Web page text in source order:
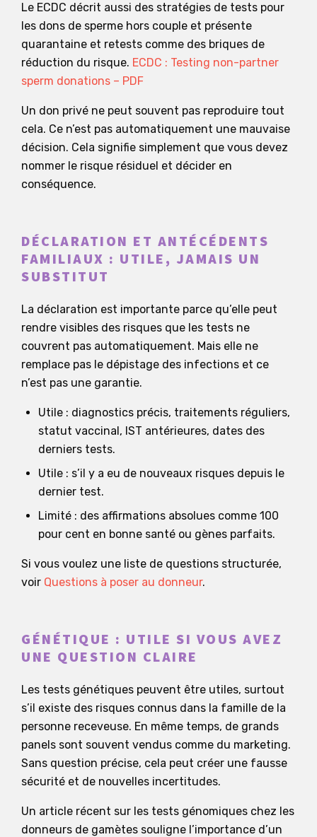
Le ECDC décrit aussi des stratégies de tests pour
les dons de sperme hors couple et présente
quarantaine et retests comme des briques de
réduction du risque. ECDC : Testing non-partner
sperm donations – PDF
Un don privé ne peut souvent pas reproduire tout
cela. Ce n’est pas automatiquement une mauvaise
décision. Cela signifie simplement que vous devez
nommer le risque résiduel et décider en
conséquence.
DÉCLARATION ET ANTÉCÉDENTS
FAMILIAUX : UTILE, JAMAIS UN
SUBSTITUT
La déclaration est importante parce qu’elle peut
rendre visibles des risques que les tests ne
couvrent pas automatiquement. Mais elle ne
remplace pas le dépistage des infections et ce
n’est pas une garantie.
Utile : diagnostics précis, traitements réguliers,
statut vaccinal, IST antérieures, dates des
derniers tests.
Utile : s’il y a eu de nouveaux risques depuis le
dernier test.
Limité : des affirmations absolues comme 100
pour cent en bonne santé ou gènes parfaits.
Si vous voulez une liste de questions structurée,
voir Questions à poser au donneur.
GÉNÉTIQUE : UTILE SI VOUS AVEZ
UNE QUESTION CLAIRE
Les tests génétiques peuvent être utiles, surtout
s’il existe des risques connus dans la famille de la
personne receveuse. En même temps, de grands
panels sont souvent vendus comme du marketing.
Sans question précise, cela peut créer une fausse
sécurité et de nouvelles incertitudes.
Un article récent sur les tests génomiques chez les
donneurs de gamètes souligne l’importance d’un